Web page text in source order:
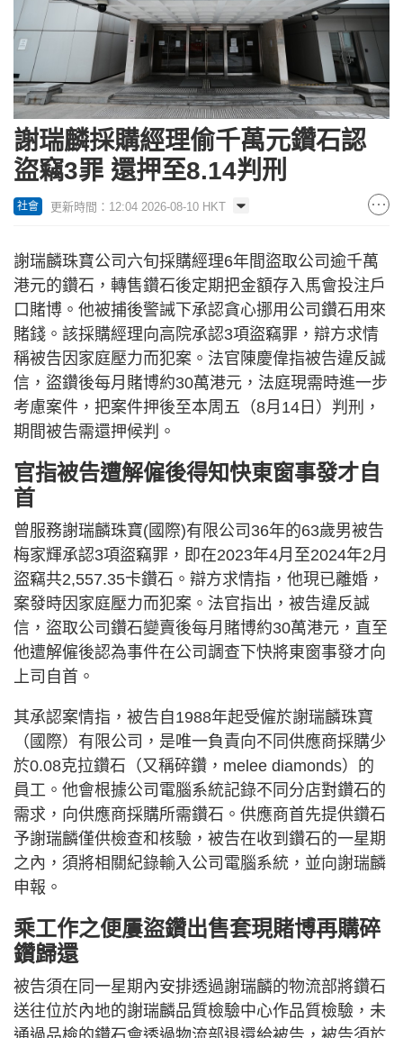
謝瑞麟採購經理偷千萬元鑽石認
盜竊3罪 還押至8.14判刑
社會 更新時間：12:04 2026-08-10 HKT
謝瑞麟珠寶公司六旬採購經理6年間盜取公司逾千萬
港元的鑽石，轉售鑽石後定期把金額存入馬會投注戶
口賭博。他被捕後警誡下承認貪心挪用公司鑽石用來
賭錢。該採購經理向高院承認3項盜竊罪，辯方求情
稱被告因家庭壓力而犯案。法官陳慶偉指被告違反誠
信，盜鑽後每月賭博約30萬港元，法庭現需時進一步
考慮案件，把案件押後至本周五（8月14日）判刑，
期間被告需還押候判。
官指被告遭解僱後得知快東窗事發才自
首
曾服務謝瑞麟珠寶(國際)有限公司36年的63歲男被告
梅家輝承認3項盜竊罪，即在2023年4月至2024年2月
盜竊共2,557.35卡鑽石。辯方求情指，他現已離婚，
案發時因家庭壓力而犯案。法官指出，被告違反誠
信，盜取公司鑽石變賣後每月賭博約30萬港元，直至
他遭解僱後認為事件在公司調查下快將東窗事發才向
上司自首。
其承認案情指，被告自1988年起受僱於謝瑞麟珠寶
（國際）有限公司，是唯一負責向不同供應商採購少
於0.08克拉鑽石（又稱碎鑽，melee diamonds）的
員工。他會根據公司電腦系統記錄不同分店對鑽石的
需求，向供應商採購所需鑽石。供應商首先提供鑽石
予謝瑞麟僅供檢查和核驗，被告在收到鑽石的一星期
之內，須將相關紀錄輸入公司電腦系統，並向謝瑞麟
申報。
乘工作之便屢盜鑽出售套現賭博再購碎
鑽歸還
被告須在同一星期內安排透過謝瑞麟的物流部將鑽石
送往位於內地的謝瑞麟品質檢驗中心作品質檢驗，未